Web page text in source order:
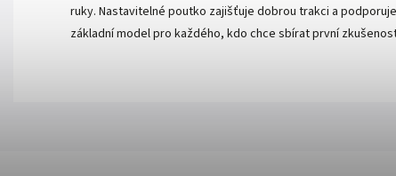
ruky. Nastavitelné poutko zajišťuje dobrou trakci a
základní model pro každého, kdo chce sbírat první